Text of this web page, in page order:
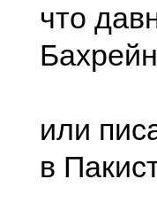
что
или
в